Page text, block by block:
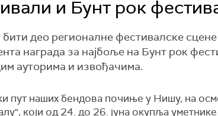
и Бунт рок
део регионалне фестивалске
награда за најбоље на Бунт рок
ауторима и извођачима.
пут наших бендова почиње у Нишу, на
који од 24. до 26. јуна окупља уметнике